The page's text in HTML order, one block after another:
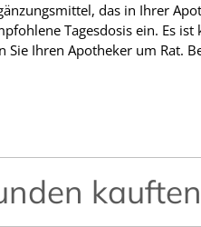
das in Ihrer
Tagesdosis ein. Es
Sie Ihren Apotheker um Rat.